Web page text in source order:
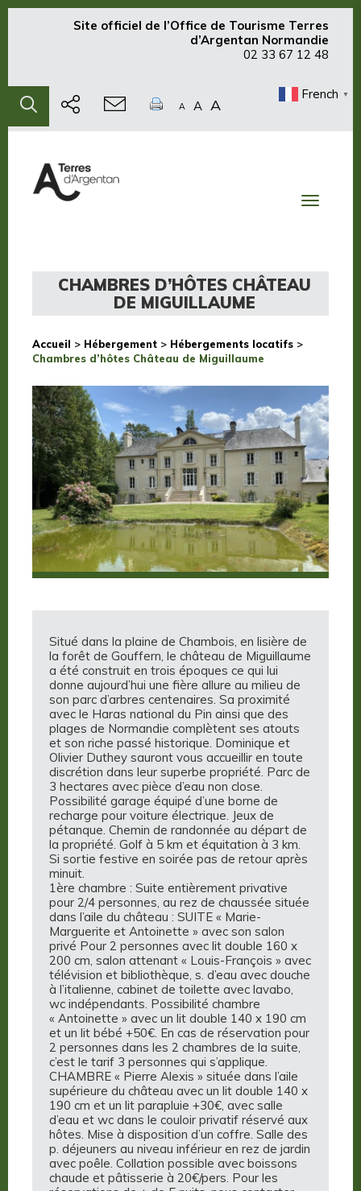
Site officiel de l’Office de Tourisme Terres
d’Argentan Normandie
02 33 67 12 48
A A A
French ▼
Toggle
CHAMBRES D’HÔTES CHÂTEAU
DE MIGUILLAUME
Accueil > Hébergement > Hébergements locatifs >
Chambres d’hôtes Château de Miguillaume
Situé dans la plaine de Chambois, en lisière de
la forêt de Gouffern, le château de Miguillaume
a été construit en trois époques ce qui lui
donne aujourd’hui une fière allure au milieu de
son parc d’arbres centenaires. Sa proximité
avec le Haras national du Pin ainsi que des
plages de Normandie complètent ses atouts
et son riche passé historique. Dominique et
Olivier Duthey sauront vous accueillir en toute
discrétion dans leur superbe propriété. Parc de
3 hectares avec pièce d’eau non close.
Possibilité garage équipé d’une borne de
recharge pour voiture électrique. Jeux de
pétanque. Chemin de randonnée au départ de
la propriété. Golf à 5 km et équitation à 3 km.
Si sortie festive en soirée pas de retour après
minuit.
1ère chambre : Suite entièrement privative
pour 2/4 personnes, au rez de chaussée située
dans l’aile du château : SUITE « Marie-
Marguerite et Antoinette » avec son salon
privé Pour 2 personnes avec lit double 160 x
200 cm, salon attenant « Louis-François » avec
télévision et bibliothèque, s. d’eau avec douche
à l’italienne, cabinet de toilette avec lavabo,
wc indépendants. Possibilité chambre
« Antoinette » avec un lit double 140 x 190 cm
et un lit bébé +50€. En cas de réservation pour
2 personnes dans les 2 chambres de la suite,
c’est le tarif 3 personnes qui s’applique.
CHAMBRE « Pierre Alexis » située dans l’aile
supérieure du château avec un lit double 140 x
190 cm et un lit parapluie +30€, avec salle
d’eau et wc dans le couloir privatif réservé aux
hôtes. Mise à disposition d’un coffre. Salle des
p. déjeuners au niveau inférieur en rez de jardin
avec poêle. Collation possible avec boissons
chaude et pâtisserie à 20€/pers. Pour les